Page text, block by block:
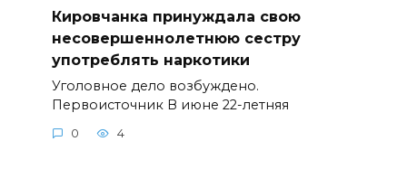
Кировчанка принуждала свою
несовершеннолетнюю сестру
употреблять наркотики
Уголовное дело возбуждено.
Первоисточник В июне 22-летняя
0 4